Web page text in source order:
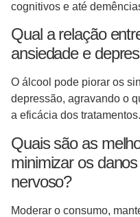
cognitivos e até
Qual a relação
ansiedade e
O álcool pode piorar os
depressão, agravando o
a eficácia dos tratamentos.
Quais são as
minimizar os
nervoso?
Moderar o consumo,